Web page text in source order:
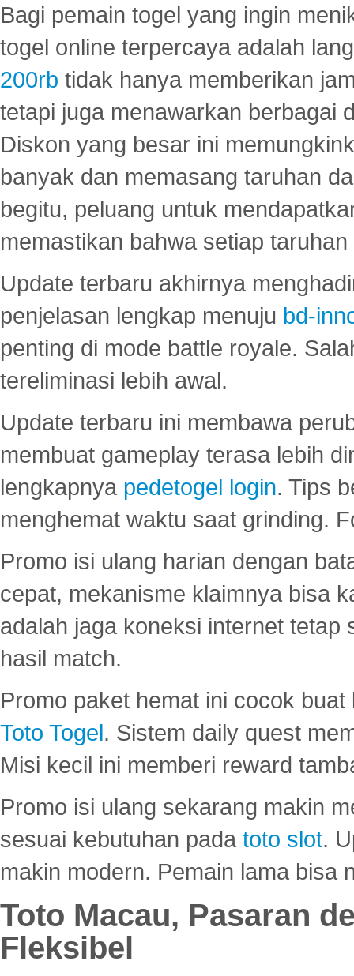
Bagi pemain togel yang ingin
togel online terpercaya adalah
200rb tidak hanya memberikan
tetapi juga menawarkan berbagai
Diskon yang besar ini
banyak dan memasang taruhan
begitu, peluang untuk
memastikan bahwa setiap
Update terbaru akhirnya
penjelasan lengkap menuju bd-
penting di mode battle royale.
tereliminasi lebih awal.
Update terbaru ini membawa
membuat gameplay terasa lebih
lengkapnya pedetogel login. Tips
menghemat waktu saat grinding.
Promo isi ulang harian dengan
cepat, mekanisme klaimnya bisa
adalah jaga koneksi internet tetap
hasil match.
Promo paket hemat ini cocok
Toto Togel. Sistem daily quest
Misi kecil ini memberi reward
Promo isi ulang sekarang makin
sesuai kebutuhan pada toto slot.
makin modern. Pemain lama bisa
Toto Macau, Pasaran
Fleksibel